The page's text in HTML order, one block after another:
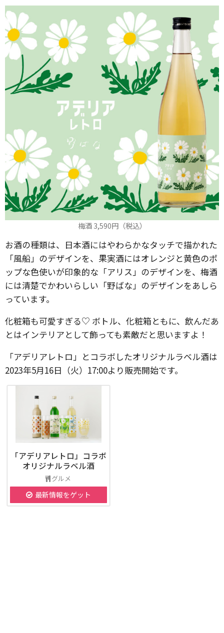
梅酒 3,590円（税込）
お酒の種類は、日本酒にはやわらかなタッチで描かれた
「風船」のデザインを、果実酒にはオレンジと黄色のポ
ップな色使いが印象的な「アリス」のデザインを、梅酒
には清楚でかわいらしい「野ばな」のデザインをあしら
っています。
化粧箱も可愛すぎる♡ ボトル、化粧箱ともに、飲んだあ
とはインテリアとして飾っても素敵だと思いますよ！
「アデリアレトロ」とコラボしたオリジナルラベル酒は
2023年5月16日（火）17:00より販売開始です。
「アデリアレトロ」コラボ
オリジナルラベル酒
グルメ
最新情報をゲット